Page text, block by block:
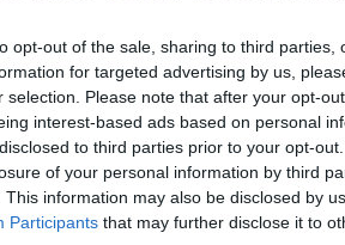
opt-out of the sale, sharing to third
for targeted advertising by us,
selection. Please note that after your opt-
interest-based ads based on personal
to third parties prior to your opt-
of your personal information by third
This information may also be disclosed by
Participants that may further disclose it to